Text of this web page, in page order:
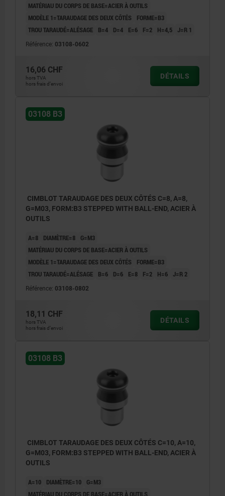
B1) Taraudage d’un côté avec trou borgne
B2) Taraudage des deux côtés avec trou
B3) Taraudage des deux côtés avec alésage
MATÉRIAU DU CORPS DE BASE=ACIER À OUTILS
MODÈLE 1=TARAUDAGE DES DEUX CÔTÉS
FORME=B3
TROU TARAUDÉ=ALÉSAGE
B=4 D=4 E=6 F=2 H=4,5 J=R 1
Référence: 03108-0602
16,06 CHF
hors TVA
hors frais d’envoi
DÉTAILS
03108 B3
CIMBLOT TARAUDAGE DES DEUX CÔTÉS C=8, A=8,
G=M03, FORM:B3 STEPPED WITH BALL-END, ACIER À
OUTILS
A=8 DIAMÈTRE=8
G=M3
MATÉRIAU DU CORPS DE BASE=ACIER À OUTILS
MODÈLE 1=TARAUDAGE DES DEUX CÔTÉS
FORME=B3
TROU TARAUDÉ=ALÉSAGE
B=6 D=6 E=8 F=2 H=6 J=R 2
Référence: 03108-0802
18,11 CHF
hors TVA
hors frais d’envoi
DÉTAILS
03108 B3
CIMBLOT TARAUDAGE DES DEUX CÔTÉS C=10, A=10,
G=M03, FORM:B3 STEPPED WITH BALL-END, ACIER À
OUTILS
A=10 DIAMÈTRE=10
G=M3
MATÉRIAU DU CORPS DE BASE=ACIER À OUTILS